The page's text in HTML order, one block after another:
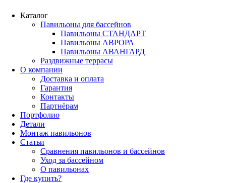
Каталог
Павильоны для бассейнов
Павильоны СТАНДАРТ
Павильоны АВРОРА
Павильоны АВАНГАРД
Раздвижные террасы
О компании
Доставка и оплата
Гарантия
Контакты
Партнёрам
Портфолио
Детали
Монтаж павильонов
Статьи
Сравнения павильонов и бассейнов
Уход за бассейном
О павильонах
Где купить?